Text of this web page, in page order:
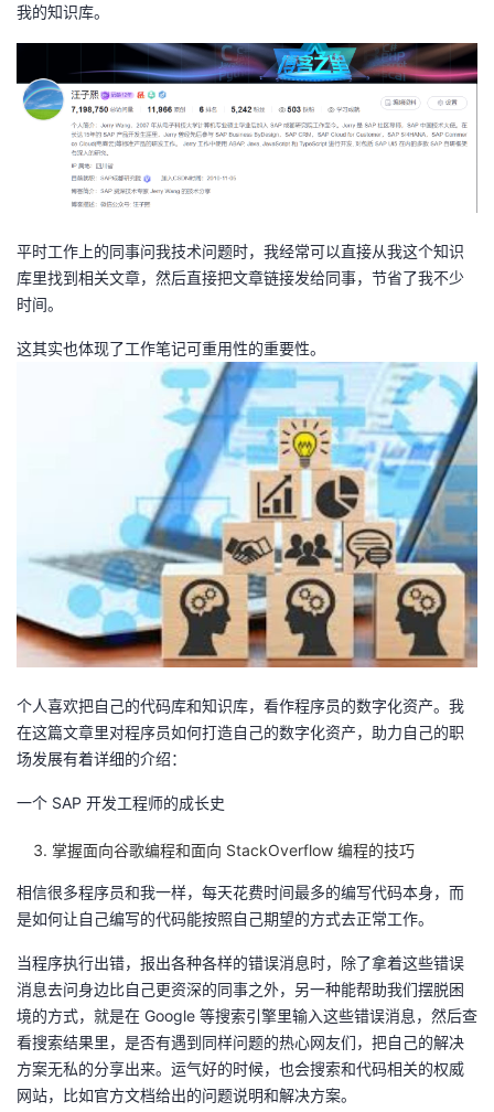
我的知识库。
平时工作上的同事问我技术问题时，我经常可以直接从我这个知识
库里找到相关文章，然后直接把文章链接发给同事，节省了我不少
时间。
这其实也体现了工作笔记可重用性的重要性。
个人喜欢把自己的代码库和知识库，看作程序员的数字化资产。我
在这篇文章里对程序员如何打造自己的数字化资产，助力自己的职
场发展有着详细的介绍：
一个 SAP 开发工程师的成长史
掌握面向谷歌编程和面向 StackOverflow 编程的技巧
相信很多程序员和我一样，每天花费时间最多的编写代码本身，而
是如何让自己编写的代码能按照自己期望的方式去正常工作。
当程序执行出错，报出各种各样的错误消息时，除了拿着这些错误
消息去问身边比自己更资深的同事之外，另一种能帮助我们摆脱困
境的方式，就是在 Google 等搜索引擎里输入这些错误消息，然后查
看搜索结果里，是否有遇到同样问题的热心网友们，把自己的解决
方案无私的分享出来。运气好的时候，也会搜索和代码相关的权威
网站，比如官方文档给出的问题说明和解决方案。